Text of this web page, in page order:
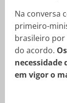
Na conversa
primeiro-
brasileiro por
do acordo.
necessidade
em vigor o